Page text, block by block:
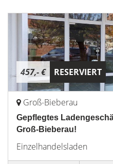
457,- € RESERVIERT
Groß-Bieberau
Gepflegtes
Groß-Bieberau!
Einzelhandelsladen